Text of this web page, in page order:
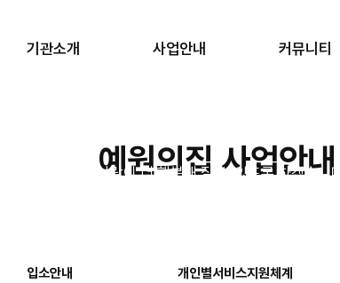
기관소개 사업안내 커뮤니티
나를 만나는 모든 사람이 더 행복해 질 수 있도록 하겠습니다!
예원의집 사업안내
입소안내 개인별서비스지원체계